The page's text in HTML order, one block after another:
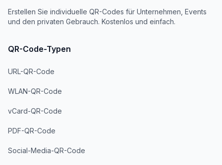
Erstellen Sie individuelle QR-Codes für Unternehmen, Events
und den privaten Gebrauch. Kostenlos und einfach.
QR-Code-Typen
URL-QR-Code
WLAN-QR-Code
vCard-QR-Code
PDF-QR-Code
Social-Media-QR-Code